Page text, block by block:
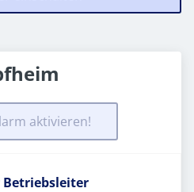
aktivieren!
Betriebsleiter